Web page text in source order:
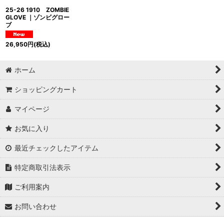
25-26 1910 ZOMBIE
GLOVE ｜ゾンビグロー
ブ
26,950円(税込)
ホーム
ショッピングカート
マイページ
お気に入り
最近チェックしたアイテム
特定商取引法表示
ご利用案内
お問い合わせ